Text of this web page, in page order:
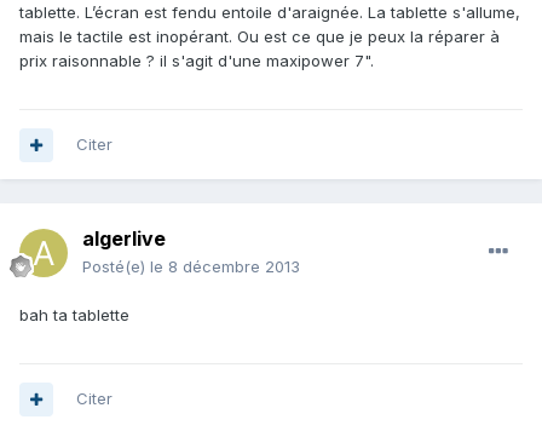
tablette. L’écran est fendu entoile d'araignée. La tablette s'allume,
mais le tactile est inopérant. Ou est ce que je peux la réparer à
prix raisonnable ? il s'agit d'une maxipower 7".
Citer
algerlive
Posté(e) le 8 décembre 2013
bah ta tablette
Citer